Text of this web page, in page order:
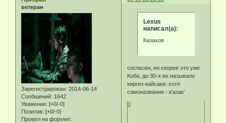
ветеран
Зарегистрирован: 2014-06-14
Сообщений: 1642
Уважение: [+0/-0]
Позитив: [+0/-0]
Провел на форуме:
Lexus
написал(а):
Казахов
согласен, но скорее это уже
Коба, до 30-х их называли
киргиз-кайсаки. хотя
самоназвание - к'азак'
0